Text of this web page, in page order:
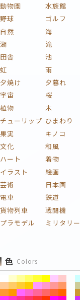
動物園
水族館
野球
ゴルフ
自然
海
湖
滝
田舎
池
虹
雨
夕焼け
夕暮れ
宇宙
桜
植物
木
チューリップ ひまわり
果実
キノコ
文化
和風
ハート
着物
イラスト
絵画
芸術
日本画
電車
鉄道
貨物列車
戦闘機
プラモデル
ミリタリー
色 Colors